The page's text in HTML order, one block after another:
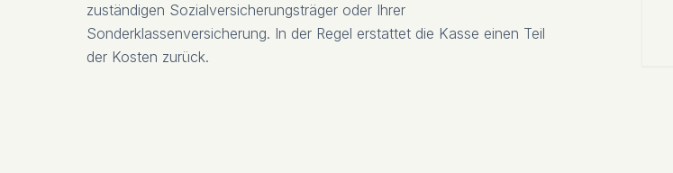
zuständigen Sozialversicherungsträger oder Ihrer
Sonderklassenversicherung. In der Regel erstattet die Kasse einen Teil
der Kosten zurück.